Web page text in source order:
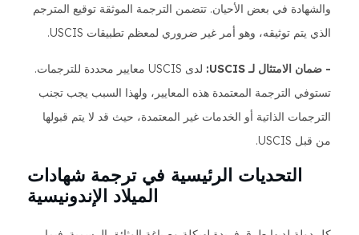
والشهادة في بعض الأحيان. تتضمن الترجمة الموثقة توقيع المترجم
الذي يتم توثيقه، وهو أمر غير ضروري لمعظم تطبيقات USCIS.
- ضمان الامتثال لـ USCIS:
لدى USCIS معايير محددة للترجمات.
تستوفي الترجمة المعتمدة هذه المعايير، ولهذا السبب يجب تجنب
الترجمات الذاتية أو الخدمات غير المعتمدة، حيث قد لا يتم قبولها
من قبل USCIS.
التحديات الرئيسية في ترجمة شهادات
الميلاد الإندونيسية